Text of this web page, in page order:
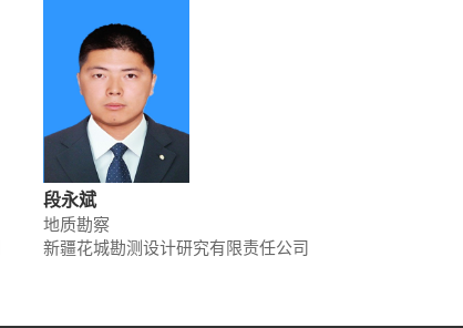
段永斌
地质勘察
新疆花城勘测设计研究有限责任公司